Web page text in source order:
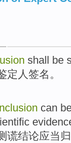
shall be
定人签名 。
can
谎结论应当